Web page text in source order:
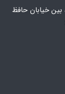
بین خیابان حافظ